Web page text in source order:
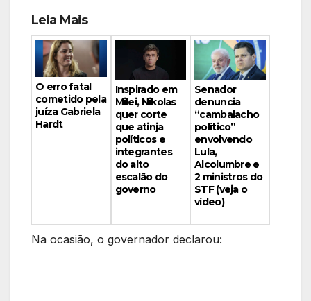
Leia Mais
O erro fatal
cometido pela
juíza Gabriela
Hardt
Inspirado em
Milei, Nikolas
quer corte
que atinja
políticos e
integrantes
do alto
escalão do
governo
Senador
denuncia
“cambalacho
político”
envolvendo
Lula,
Alcolumbre e
2 ministros do
STF (veja o
vídeo)
Na ocasião, o governador declarou: